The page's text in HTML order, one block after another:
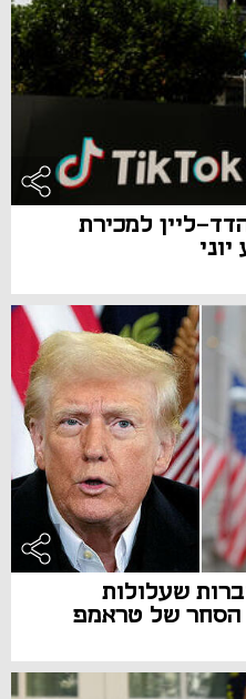
ליין למכירת
מציג: 20 חברות שעלולות
הסחר של טראמפ